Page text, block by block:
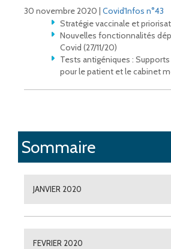
30 novembre 2020 | Covid'Infos n°43
Stratégie vaccinale et
Nouvelles fonctionnalités
Covid (27/11/20)
Tests antigéniques :
pour le patient et le cabinet
Sommaire
JANVIER 2020
FEVRIER 2020